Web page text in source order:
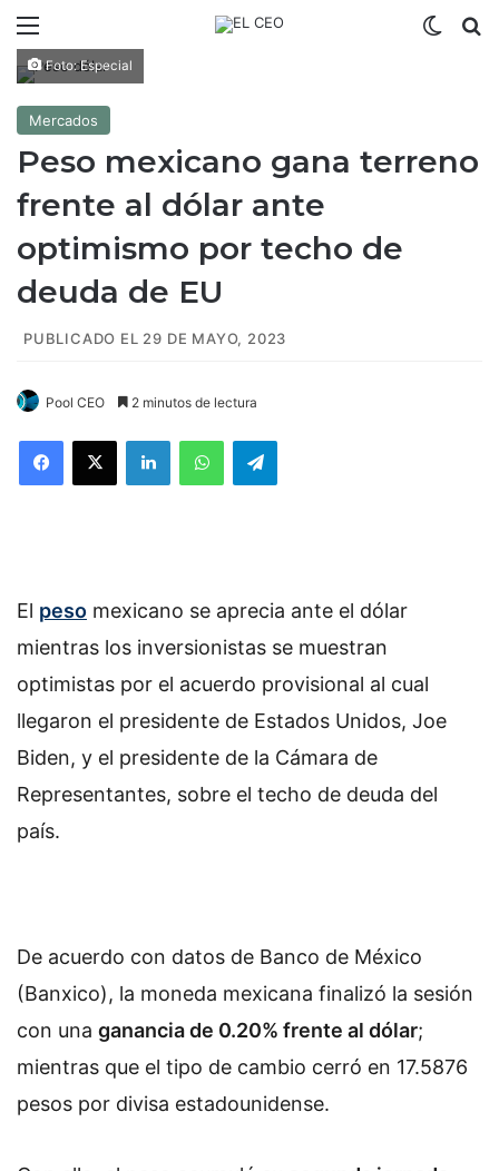
Foto: Especial
Mercados
Peso mexicano gana terreno
frente al dólar ante
optimismo por techo de
deuda de EU
PUBLICADO EL 29 DE MAYO, 2023
Pool CEO 2 minutos de lectura
El peso mexicano se aprecia ante el dólar
mientras los inversionistas se muestran
optimistas por el acuerdo provisional al cual
llegaron el presidente de Estados Unidos, Joe
Biden, y el presidente de la Cámara de
Representantes, sobre el techo de deuda del
país.
De acuerdo con datos de Banco de México
(Banxico), la moneda mexicana finalizó la sesión
con una ganancia de 0.20% frente al dólar;
mientras que el tipo de cambio cerró en 17.5876
pesos por divisa estadounidense.